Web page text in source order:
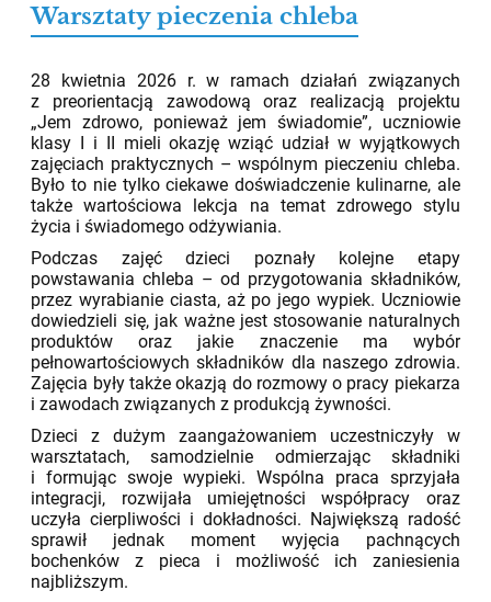
Warsztaty pieczenia chleba
28 kwietnia 2026 r. w ramach działań związanych
z preorientacją zawodową oraz realizacją projektu
„Jem zdrowo, ponieważ jem świadomie”, uczniowie
klasy I i II mieli okazję wziąć udział w wyjątkowych
zajęciach praktycznych – wspólnym pieczeniu chleba.
Było to nie tylko ciekawe doświadczenie kulinarne, ale
także wartościowa lekcja na temat zdrowego stylu
życia i świadomego odżywiania.
Podczas zajęć dzieci poznały kolejne etapy
powstawania chleba – od przygotowania składników,
przez wyrabianie ciasta, aż po jego wypiek. Uczniowie
dowiedzieli się, jak ważne jest stosowanie naturalnych
produktów oraz jakie znaczenie ma wybór
pełnowartościowych składników dla naszego zdrowia.
Zajęcia były także okazją do rozmowy o pracy piekarza
i zawodach związanych z produkcją żywności.
Dzieci z dużym zaangażowaniem uczestniczyły w
warsztatach, samodzielnie odmierzając składniki
i formując swoje wypieki. Wspólna praca sprzyjała
integracji, rozwijała umiejętności współpracy oraz
uczyła cierpliwości i dokładności. Największą radość
sprawił jednak moment wyjęcia pachnących
bochenków z pieca i możliwość ich zaniesienia
najbliższym.